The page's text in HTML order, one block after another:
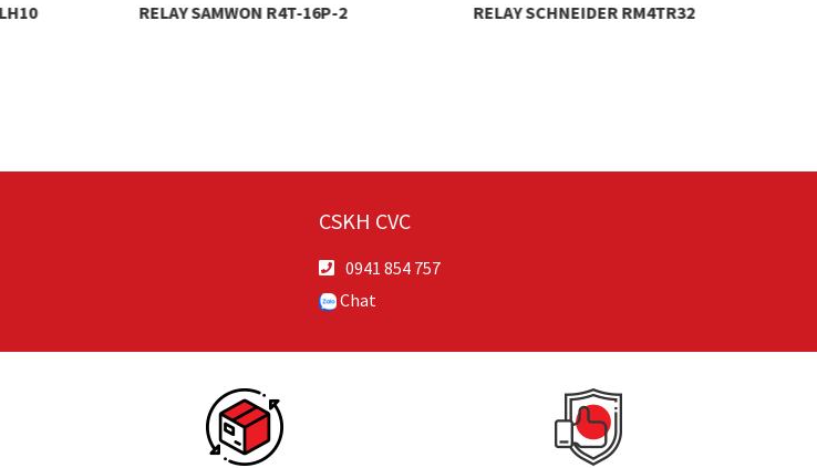
RELAY SAMWON R4T-16P-2 RELAY SCHNEIDER RM4TR32
CSKH CVC
0941 854 757
Chat